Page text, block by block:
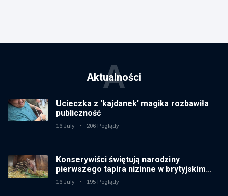
Aktualności
A
Ucieczka z 'kajdanek' magika rozbawiła
publiczność
16 July 206 Poglądy
Konserywiści świętują narodziny
pierwszego tapira nizinne w brytyjskim
zoo od 14 lat
16 July 195 Poglądy